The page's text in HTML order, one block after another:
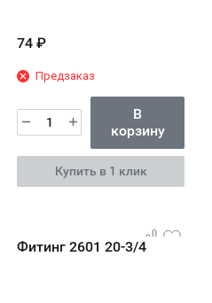
74 ₽
Предзаказ
В
корзину
Купить в 1 клик
Фитинг 2601 20-3/4